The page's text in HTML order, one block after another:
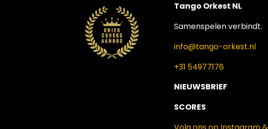
Tango Orkest NL
Samenspelen verbindt.
info@tango-orkest.nl
+31 54977176
NIEUWSBRIEF
SCORES